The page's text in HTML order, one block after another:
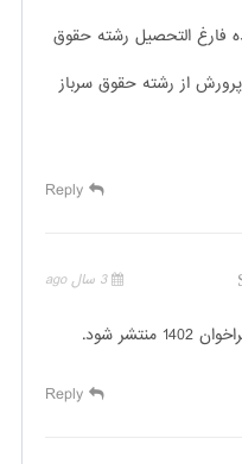
فارغ التحصیل رشته حقوق
از رشته حقوق سرباز
Reply
3 سال ago
شود.
Reply